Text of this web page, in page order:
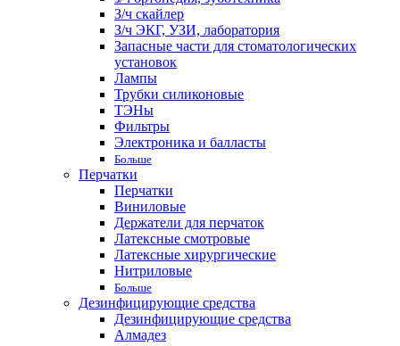
З/ч скайлер
З/ч ЭКГ, УЗИ, лаборатория
Запасные части для стоматологических
установок
Лампы
Трубки силиконовые
ТЭНы
Фильтры
Электроника и балласты
Больше
Перчатки
Перчатки
Виниловые
Держатели для перчаток
Латексные смотровые
Латексные хирургические
Нитриловые
Больше
Дезинфицирующие средства
Дезинфицирующие средства
Алмадез